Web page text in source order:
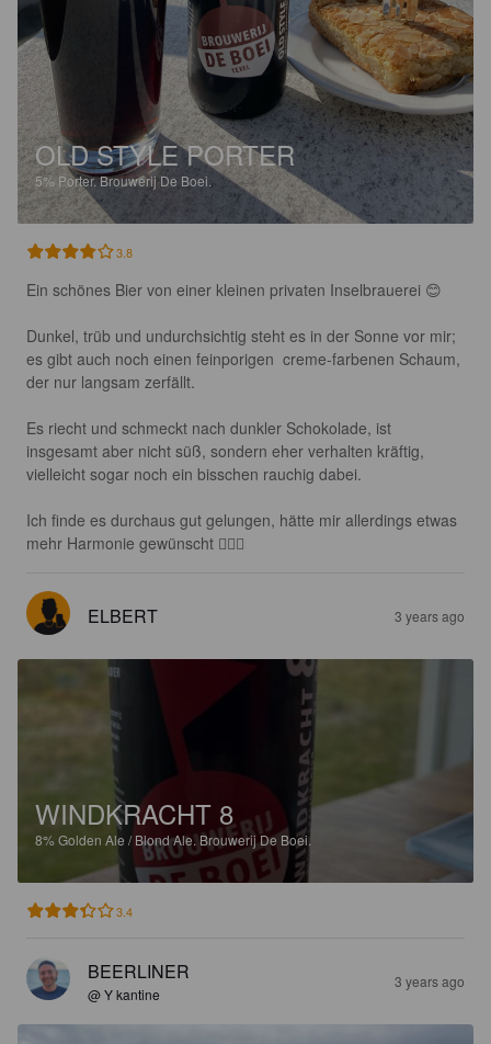
OLD STYLE PORTER
5%Porter.Brouwerij De Boei.
3.8
Ein schönes Bier von einer kleinen privaten Inselbrauerei 😊
Dunkel, trüb und undurchsichtig steht es in der Sonne vor mir;
es gibt auch noch einen feinporigen  creme-farbenen Schaum,
der nur langsam zerfällt.
Es riecht und schmeckt nach dunkler Schokolade, ist
insgesamt aber nicht süß, sondern eher verhalten kräftig,
vielleicht sogar noch ein bisschen rauchig dabei.
Ich finde es durchaus gut gelungen, hätte mir allerdings etwas
mehr Harmonie gewünscht 🤷🏽‍♂️
ELBERT 3 years ago
WINDKRACHT 8
8% Golden Ale / Blond Ale.Brouwerij De Boei.
3.4
BEERLINER
@ Y kantine
3 years ago